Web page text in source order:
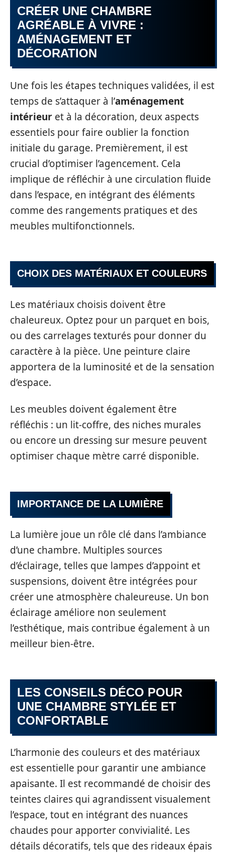
CRÉER UNE CHAMBRE
AGRÉABLE À VIVRE :
AMÉNAGEMENT ET
DÉCORATION
Une fois les étapes techniques validées, il est
temps de s’attaquer à l’aménagement
intérieur et à la décoration, deux aspects
essentiels pour faire oublier la fonction
initiale du garage. Premièrement, il est
crucial d’optimiser l’agencement. Cela
implique de réfléchir à une circulation fluide
dans l’espace, en intégrant des éléments
comme des rangements pratiques et des
meubles multifonctionnels.
CHOIX DES MATÉRIAUX ET COULEURS
Les matériaux choisis doivent être
chaleureux. Optez pour un parquet en bois,
ou des carrelages texturés pour donner du
caractère à la pièce. Une peinture claire
apportera de la luminosité et de la sensation
d’espace.
Les meubles doivent également être
réfléchis : un lit-coffre, des niches murales
ou encore un dressing sur mesure peuvent
optimiser chaque mètre carré disponible.
IMPORTANCE DE LA LUMIÈRE
La lumière joue un rôle clé dans l’ambiance
d’une chambre. Multiples sources
d’éclairage, telles que lampes d’appoint et
suspensions, doivent être intégrées pour
créer une atmosphère chaleureuse. Un bon
éclairage améliore non seulement
l’esthétique, mais contribue également à un
meilleur bien-être.
LES CONSEILS DÉCO POUR
UNE CHAMBRE STYLÉE ET
CONFORTABLE
L’harmonie des couleurs et des matériaux
est essentielle pour garantir une ambiance
apaisante. Il est recommandé de choisir des
teintes claires qui agrandissent visualement
l’espace, tout en intégrant des nuances
chaudes pour apporter convivialité. Les
détails décoratifs, tels que des rideaux épais